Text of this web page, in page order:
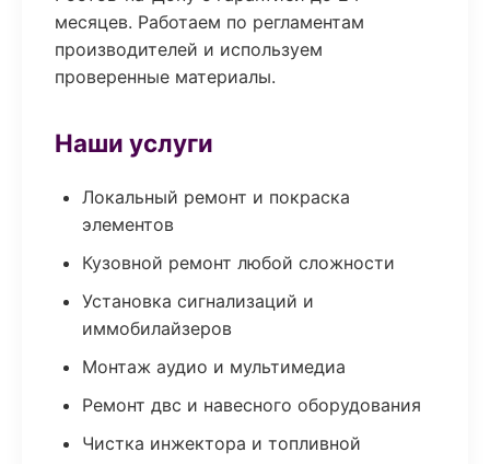
месяцев. Работаем по регламентам
производителей и используем
проверенные материалы.
Наши услуги
Локальный ремонт и покраска
элементов
Кузовной ремонт любой сложности
Установка сигнализаций и
иммобилайзеров
Монтаж аудио и мультимедиа
Ремонт двс и навесного оборудования
Чистка инжектора и топливной